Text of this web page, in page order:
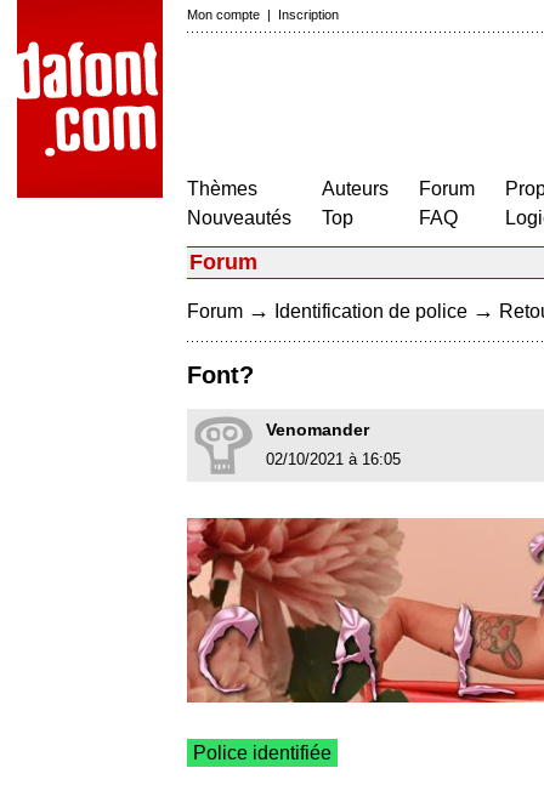
Mon compte | Inscription
Thèmes
Nouveautés
Auteurs
Top
Forum
FAQ
Forum
Forum → Identification de police →
Font?
Venomander
02/10/2021 à 16:05
Police identifiée